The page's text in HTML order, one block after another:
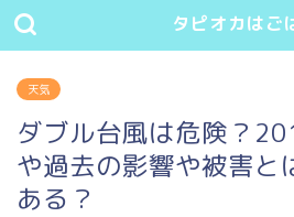
タピオカはご
天気
ダブル台風は危険？
や過去の影響や被害と
ある？